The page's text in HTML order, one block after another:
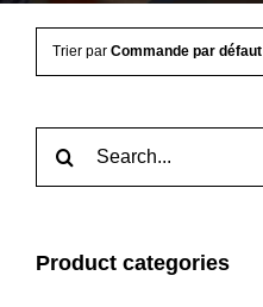
Trier par Commande par défaut
Product categories